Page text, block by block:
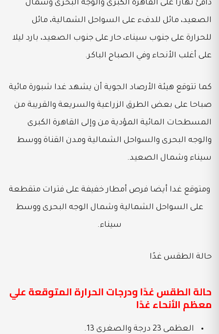
دافئ نهاراً على القاهرة الكبرى والوجه البحرى وشمال
الصعيد، مائل للدفء على السواحل الشمالية، مائل
للحرارة على جنوب سيناء، حار على جنوب الصعيد، بارد ليلا
على أغلب الأنحاء وفي الصباح الباكر.
كما تتوقع هيئة الأرصاد الجوية أن يشهد غدا شبورة مائية
صباحا على بعض الطرق الزراعية والسريعة والقريبة من
المسطحات المائية المؤدية من وإلى القاهرة الكبرى
والوجه البحرى والسواحل الشمالية ومدن القناة ووسط
سيناء وشمال الصعيد.
ومتوقع غدا أيضا فرص أمطار خفيفة على فترات متقطعة
على السواحل الشمالية وشمال الوجه البحرى ووسط
سيناء.
حالة الطقس غدًا
حالة الطقس غدًا ودرجات الحرارة المتوقعة علي
معظم الأنحاء غدًا
العظمى 23 درجة والصغرى 13.